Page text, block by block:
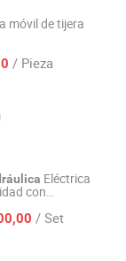
móvil de tijera
/ Pieza
Eléctrica
con
/ Set
Ltd.